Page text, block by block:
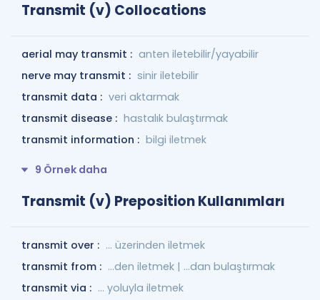
Transmit (v) Collocations
aerial may transmit : anten iletebilir/yayabilir
nerve may transmit : sinir iletebilir
transmit data : veri aktarmak
transmit disease : hastalık bulaştırmak
transmit information : bilgi iletmek
9 Örnek daha
Transmit (v) Preposition Kullanımları
transmit over : ... üzerinden iletmek
transmit from : ...den iletmek | ...dan bulaştırmak
transmit via : ... yoluyla iletmek